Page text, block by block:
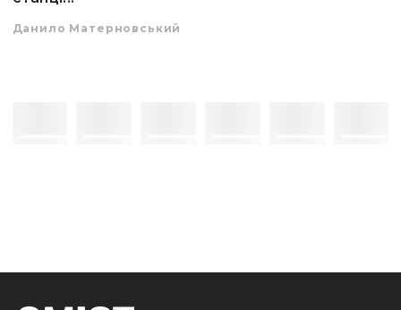
Данило Матерновський